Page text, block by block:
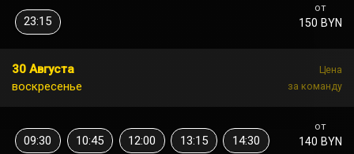
от
150 BYN
23:15
30 Августа
воскресенье
Цена
за команду
от
140 BYN
09:30 10:45 12:00 13:15 14:30